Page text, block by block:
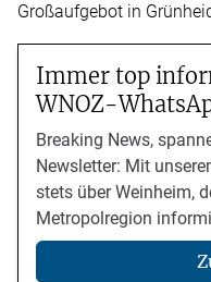
Großaufgebot in
Immer top
WNOZ-
Breaking News,
Newsletter: Mit
stets über Weinheim,
Metropolregion